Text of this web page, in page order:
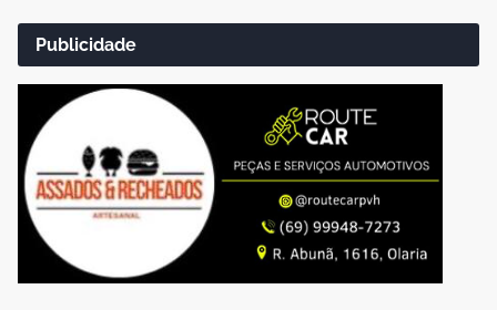
Publicidade